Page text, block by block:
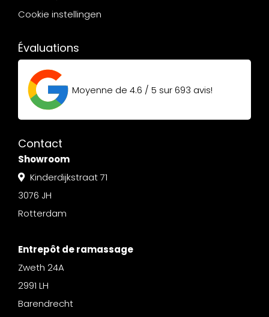
Cookie instellingen
Évaluations
Moyenne de 4.6 / 5 sur693 avis!
Contact
Showroom
Kinderdijkstraat 71
3076 JH
Rotterdam
Entrepôt de ramassage
Zweth 24A
2991 LH
Barendrecht